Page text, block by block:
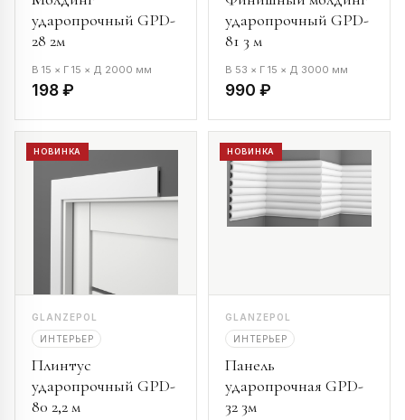
ударопрочный GPD-
28 2м
В 15 × Г 15 × Д 2000 мм
198 ₽
ударопрочный GPD-
81 3 м
В 53 × Г 15 × Д 3000 мм
990 ₽
НОВИНКА
GLANZEPOL
ИНТЕРЬЕР
Плинтус
ударопрочный GPD-
80 2,2 м
НОВИНКА
GLANZEPOL
ИНТЕРЬЕР
Панель
ударопрочная GPD-
32 3м